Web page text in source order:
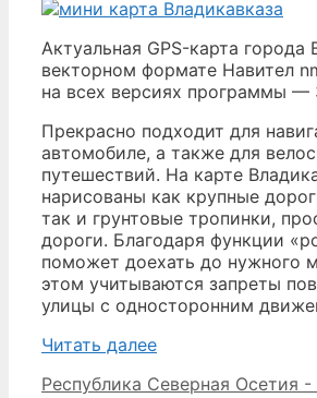
Актуальная GPS-карта города
векторном формате Навител
на всех версиях программы —
Прекрасно подходит для
автомобиле, а также для
путешествий. На карте
нарисованы как крупные
так и грунтовые тропинки,
дороги. Благодаря функции
поможет доехать до нужного
этом учитываются запреты
улицы с односторонним
Читать далееВладикавказ
карта
Рубрики
Республика Северная Осетия -